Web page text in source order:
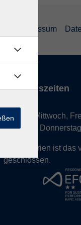
Impressum
Öffnungszeiten
Montag, Mittwoch,
Dienstag,
In den Ferien ist das
geschlossen.